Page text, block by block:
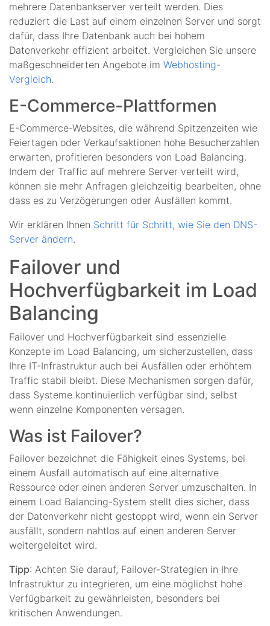
mehrere Datenbankserver verteilt werden. Dies
reduziert die Last auf einem einzelnen Server und sorgt
dafür, dass Ihre Datenbank auch bei hohem
Datenverkehr effizient arbeitet. Vergleichen Sie unsere
maßgeschneiderten Angebote im Webhosting-
Vergleich.
E-Commerce-Plattformen
E-Commerce-Websites, die während Spitzenzeiten wie
Feiertagen oder Verkaufsaktionen hohe Besucherzahlen
erwarten, profitieren besonders von Load Balancing.
Indem der Traffic auf mehrere Server verteilt wird,
können sie mehr Anfragen gleichzeitig bearbeiten, ohne
dass es zu Verzögerungen oder Ausfällen kommt.
Wir erklären Ihnen Schritt für Schritt, wie Sie den DNS-
Server ändern.
Failover und
Hochverfügbarkeit im Load
Balancing
Failover und Hochverfügbarkeit sind essenzielle
Konzepte im Load Balancing, um sicherzustellen, dass
Ihre IT-Infrastruktur auch bei Ausfällen oder erhöhtem
Traffic stabil bleibt. Diese Mechanismen sorgen dafür,
dass Systeme kontinuierlich verfügbar sind, selbst
wenn einzelne Komponenten versagen.
Was ist Failover?
Failover bezeichnet die Fähigkeit eines Systems, bei
einem Ausfall automatisch auf eine alternative
Ressource oder einen anderen Server umzuschalten. In
einem Load Balancing-System stellt dies sicher, dass
der Datenverkehr nicht gestoppt wird, wenn ein Server
ausfällt, sondern nahtlos auf einen anderen Server
weitergeleitet wird.
Tipp: Achten Sie darauf, Failover-Strategien in Ihre
Infrastruktur zu integrieren, um eine möglichst hohe
Verfügbarkeit zu gewährleisten, besonders bei
kritischen Anwendungen.